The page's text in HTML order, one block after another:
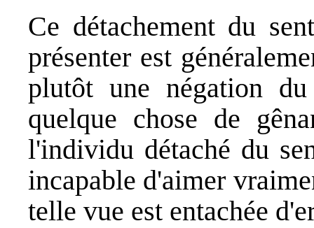
Ce détachement du
présenter est
plutôt une négation
quelque chose de
l'individu détaché du
incapable d'aimer
telle vue est entachée